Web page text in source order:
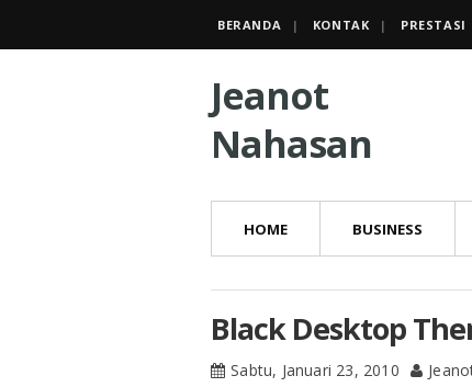
BERANDA KONTAK PRESTASI
Jeanot
Nahasan
HOME BUSINESS
Black Desktop
Sabtu, Januari 23, 2010